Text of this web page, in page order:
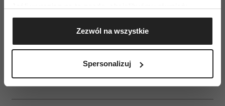
Gromadzić dane dotyczące Twojej lokalizacji
geograficznej z dokładnością nawet do kilku metrów
Identyfikować Twoje urządzenie, aktywnie
(fingerprinting, czyli wirtualny odcisk palca)
Zezwól na wszystkie
Spersonalizuj
ZAMÓW
WYDANIE DRUKOWANE